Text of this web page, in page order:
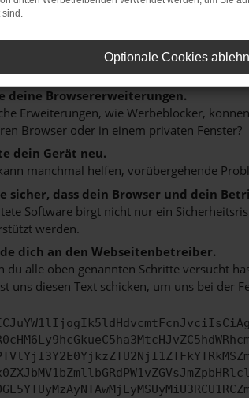
ist ein Fehler aufgetreten.
deine Firewall und deine
andere Webseiten, zum Beispiel deine
deine Browsererweiterungen.
Erweiterungen, wie Werbeblocker,
Browser oder in einem privaten Fenster?
dein Gerät neu.
manchmal helfen, vorübergehende
sicher, dass dein Browser und dein
Software birgt nicht nur ein
werden.
dich an den Webseitenbetreiber.
du alle oben genannten Schritte versucht
uns diesen Text schicken, um uns bei der
sind.
Optionale Cookies